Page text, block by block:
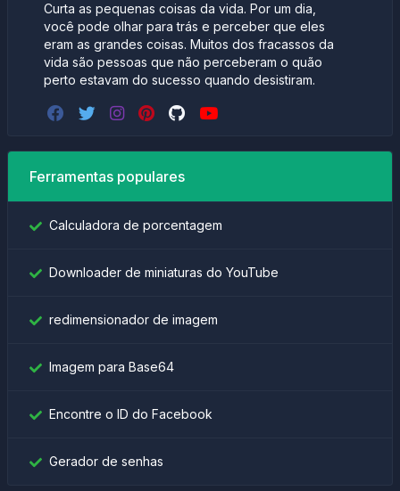
Curta as pequenas coisas da vida. Por um dia,
você pode olhar para trás e perceber que eles
eram as grandes coisas. Muitos dos fracassos da
vida são pessoas que não perceberam o quão
perto estavam do sucesso quando desistiram.
Ferramentas populares
Calculadora de porcentagem
Downloader de miniaturas do YouTube
redimensionador de imagem
Imagem para Base64
Encontre o ID do Facebook
Gerador de senhas